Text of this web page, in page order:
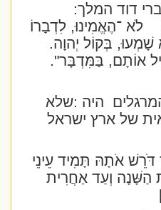
דוד המלך:
לֹא ־הֶאֱמִינוּ, לִדְבָרוֹ
בְּקוֹל יְהוָה.
אוֹתָם, בַּמִּדְבָּר".
היה :שלא
של ארץ ישראל
אֹתָהּ תָּמִיד עֵינֵי
וְעַד אַחֲרִית